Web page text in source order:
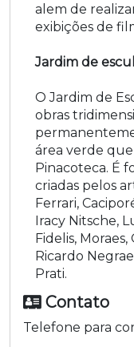
alem de
exibições de
Jardim de
O Jardim de
obras
área verde
Pinacoteca. É
criadas pelos
Ferrari,
Iracy Nitsche,
Fidelis,
Ricardo
Prati.
Contato
Telefone para